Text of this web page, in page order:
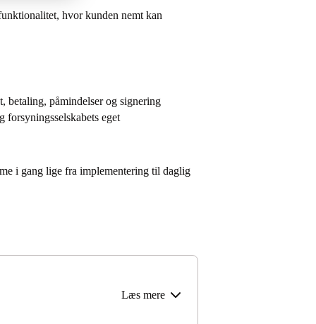
hvor kunden nemt kan
betaling, påmindelser og signering
forsyningsselskabets eget
i gang lige fra implementering til daglig
Læs mere